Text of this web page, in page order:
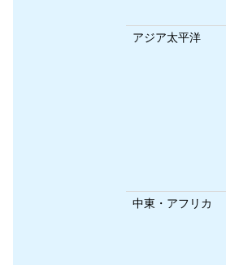
アジア太平洋
中東・アフリカ